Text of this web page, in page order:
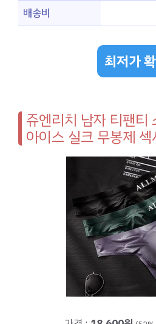
배송비
최저가
쥬엔리치 남자 티팬티
아이스 실크 무봉제